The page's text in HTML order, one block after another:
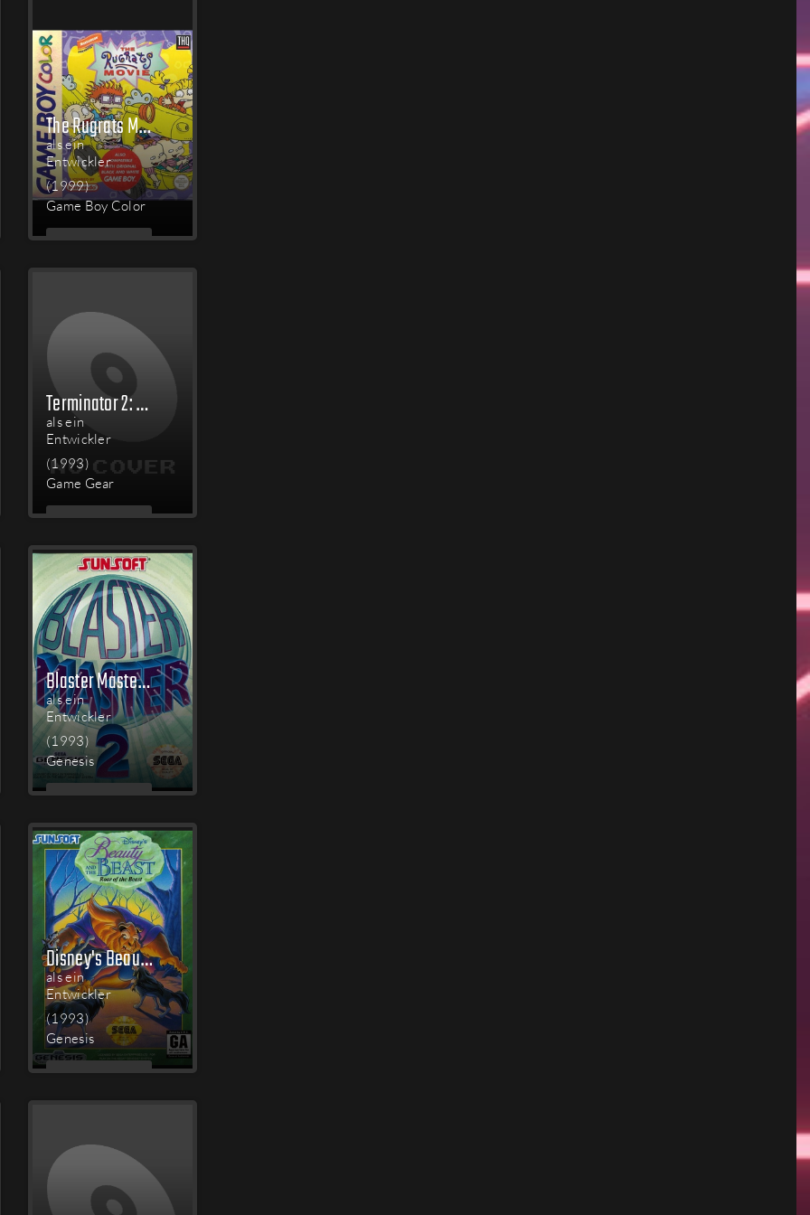
The Rugrats Movie
als ein
Entwickler
(1999)
Game Boy Color
MEHR
Terminator 2: Judgment Day
als ein
Entwickler
(1993)
Game Gear
MEHR
Blaster Master 2
als ein
Entwickler
(1993)
Genesis
MEHR
Disney's Beauty and the Beast: Roar of the Beast
als ein
Entwickler
(1993)
Genesis
MEHR